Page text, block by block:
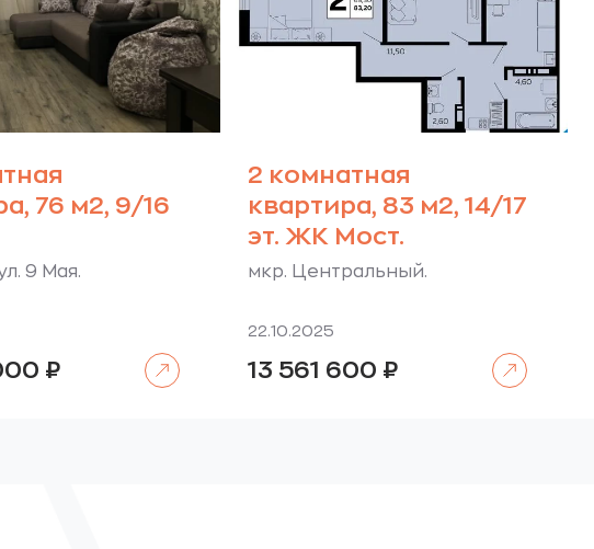
76 м2, 9/16
9 Мая.
₽
2 комнатная
квартира, 83 м2, 14/17
эт. ЖК Мост.
мкр. Центральный.
22.10.2025
13 561 600 ₽